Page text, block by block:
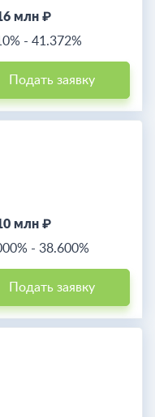
млн ₽
- 41.372%
Подать заявку
млн ₽
- 38.600%
Подать заявку